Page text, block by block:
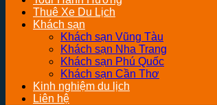
Thuê Xe Du Lịch
Khách sạn
Khách sạn Vũng Tàu
Khách sạn Nha Trang
Khách sạn Phú Quốc
Khách sạn Cần Thơ
Kinh nghiệm du lịch
Liên hệ